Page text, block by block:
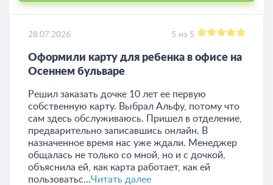
28.07.2026 5 из 5
Оформили карту для ребенка в офисе на
Осеннем бульваре
Решил заказать дочке 10 лет ее первую
собственную карту. Выбрал Альфу, потому что
сам здесь обслуживаюсь. Пришел в отделение,
предварительно записавшись онлайн. В
назначенное время нас уже ждали. Менеджер
общалась не только со мной, но и с дочкой,
объяснила ей, как карта работает, как ей
пользоватьс...Читать далее